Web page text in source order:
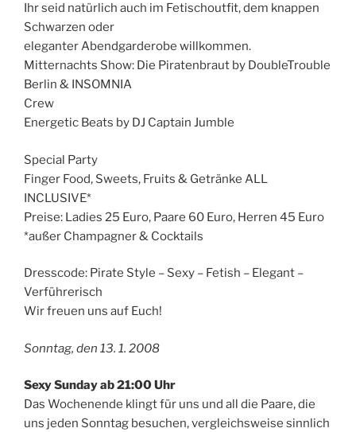
Ihr seid natürlich auch im Fetischoutfit, dem knappen
Schwarzen oder
eleganter Abendgarderobe willkommen.
Mitternachts Show: Die Piratenbraut by DoubleTrouble
Berlin & INSOMNIA
Crew
Energetic Beats by DJ Captain Jumble
Special Party
Finger Food, Sweets, Fruits & Getränke ALL
INCLUSIVE*
Preise: Ladies 25 Euro, Paare 60 Euro, Herren 45 Euro
*außer Champagner & Cocktails
Dresscode: Pirate Style – Sexy – Fetish – Elegant –
Verführerisch
Wir freuen uns auf Euch!
Sonntag, den 13. 1. 2008
Sexy Sunday ab 21:00 Uhr
Das Wochenende klingt für uns und all die Paare, die
uns jeden Sonntag besuchen, vergleichsweise sinnlich